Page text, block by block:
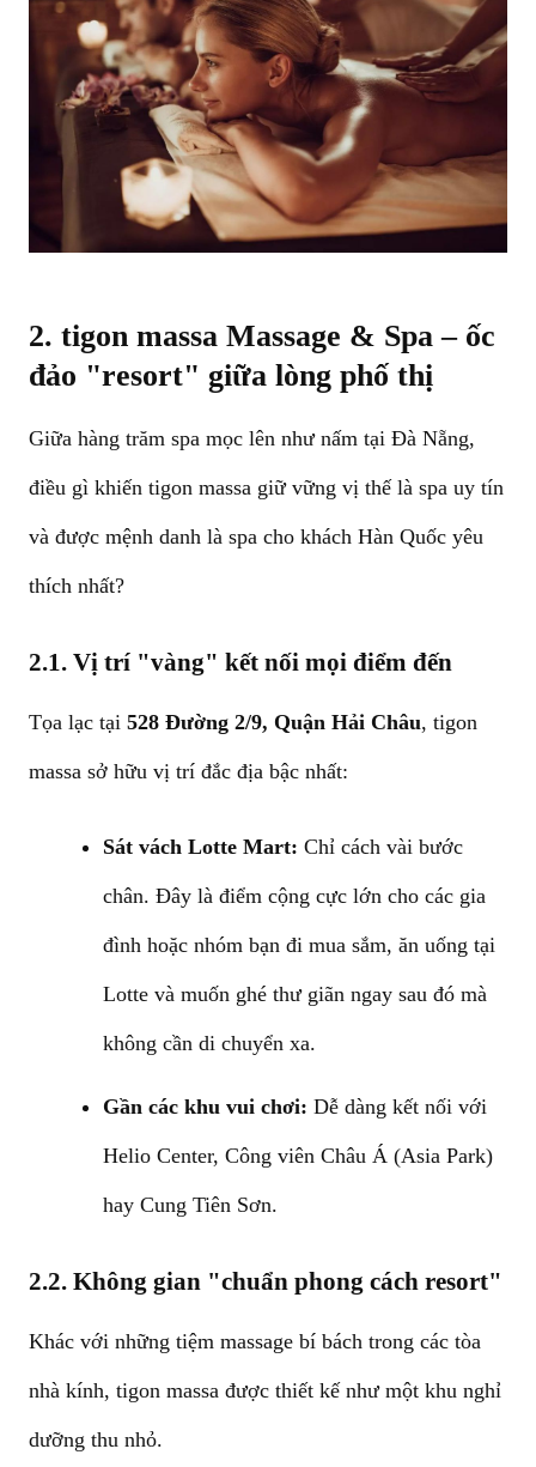
2. tigon massa Massage & Spa – ốc
đảo "resort" giữa lòng phố thị
Giữa hàng trăm spa mọc lên như nấm tại Đà Nẵng,
điều gì khiến tigon massa giữ vững vị thế là spa uy tín
và được mệnh danh là spa cho khách Hàn Quốc yêu
thích nhất?
2.1. Vị trí "vàng" kết nối mọi điểm đến
Tọa lạc tại 528 Đường 2/9, Quận Hải Châu, tigon
massa sở hữu vị trí đắc địa bậc nhất:
Sát vách Lotte Mart: Chỉ cách vài bước
chân. Đây là điểm cộng cực lớn cho các gia
đình hoặc nhóm bạn đi mua sắm, ăn uống tại
Lotte và muốn ghé thư giãn ngay sau đó mà
không cần di chuyển xa.
Gần các khu vui chơi: Dễ dàng kết nối với
Helio Center, Công viên Châu Á (Asia Park)
hay Cung Tiên Sơn.
2.2. Không gian "chuẩn phong cách resort"
Khác với những tiệm massage bí bách trong các tòa
nhà kính, tigon massa được thiết kế như một khu nghỉ
dưỡng thu nhỏ.